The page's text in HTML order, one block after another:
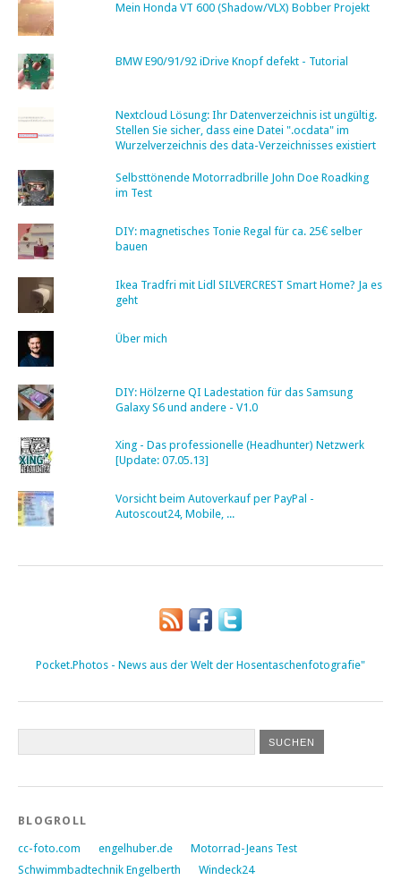
Mein Honda VT 600 (Shadow/VLX) Bobber Projekt
BMW E90/91/92 iDrive Knopf defekt - Tutorial
Nextcloud Lösung: Ihr Datenverzeichnis ist ungültig.
Stellen Sie sicher, dass eine Datei ".ocdata" im
Wurzelverzeichnis des data-Verzeichnisses existiert
Selbsttönende Motorradbrille John Doe Roadking
im Test
DIY: magnetisches Tonie Regal für ca. 25€ selber
bauen
Ikea Tradfri mit Lidl SILVERCREST Smart Home? Ja es
geht
Über mich
DIY: Hölzerne QI Ladestation für das Samsung
Galaxy S6 und andere - V1.0
Xing - Das professionelle (Headhunter) Netzwerk
[Update: 07.05.13]
Vorsicht beim Autoverkauf per PayPal -
Autoscout24, Mobile, ...
Pocket.Photos - News aus der Welt der Hosentaschenfotografie"
BLOGROLL
cc-foto.com engelhuber.de
Motorrad-Jeans Test
Schwimmbadtechnik Engelberth
Windeck24